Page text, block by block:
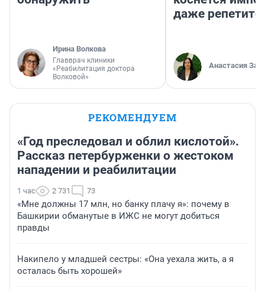
Ирина Волкова
Главврач клиники
«Реабилитация доктора
Волковой»
даже
Анастасия
РЕКОМЕНДУЕМ
«Год преследовал и облил кислотой».
Рассказ петербурженки о жестоком
нападении и реабилитации
1 час 2 731 73
«Мне должны 17 млн, но банку плачу я»: почему в
Башкирии обманутые в ИЖС не могут добиться
правды
Накипело у младшей сестры: «Она уехала жить, а я
осталась быть хорошей»